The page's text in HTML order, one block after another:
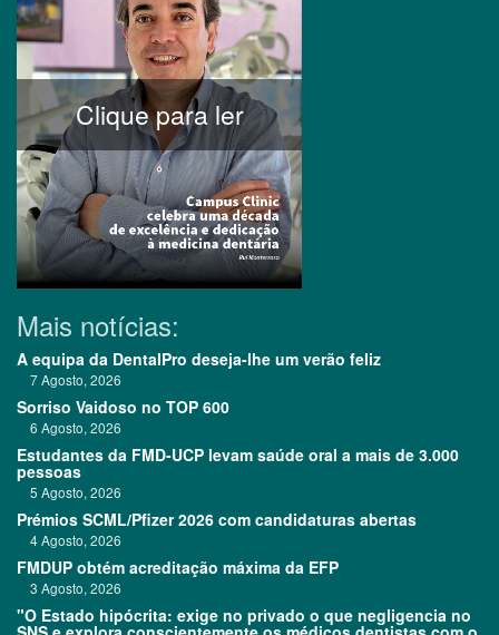
Clique para ler
Mais notícias:
A equipa da DentalPro deseja-lhe um verão feliz
7 Agosto, 2026
Sorriso Vaidoso no TOP 600
6 Agosto, 2026
Estudantes da FMD-UCP levam saúde oral a mais de 3.000
pessoas
5 Agosto, 2026
Prémios SCML/Pfizer 2026 com candidaturas abertas
4 Agosto, 2026
FMDUP obtém acreditação máxima da EFP
3 Agosto, 2026
"O Estado hipócrita: exige no privado o que negligencia no